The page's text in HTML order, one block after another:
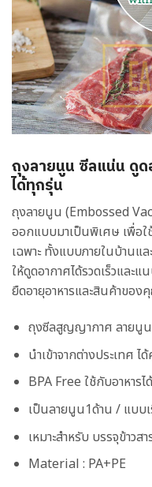
ถุงลายนูน ซีลแน่น ดู
ได้ทุกรุ่น
ถุงลายนูน (Embossed
ออกแบบมาเป็นพิเศษ เพื่อ
เฉพาะ ทั้งแบบภายในบ้านแ
ให้ดูดอากาศได้รวดเร็วและ
ยืดอายุอาหารและสินค้าของ
ถุงซีลสูญญากาศ ลายนูน
นำเข้าจากต่างประเทศ
BPA Free ใช้กับอาหาร
เป็นลายนูน1ด้าน / แบบ
เหมาะสำหรับ บรรจุข้าวส
Material : PA+PE